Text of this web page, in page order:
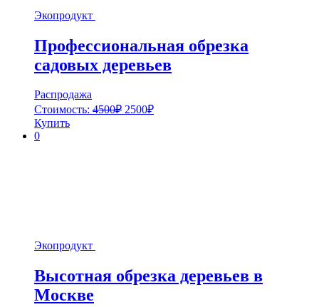
Экопродукт
Профессиональная обрезка
садовых деревьев
Распродажа
Стоимость: 4500₽ 2500₽
Купить
0
Экопродукт
Высотная обрезка деревьев в
Москве